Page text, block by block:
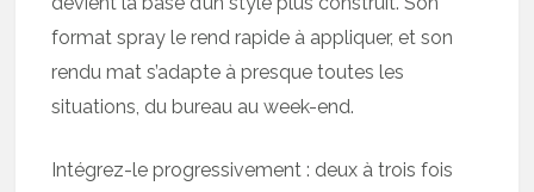
format spray le rend rapide à appliquer, et son
rendu mat s’adapte à presque toutes les
situations, du bureau au week-end.
Intégrez-le progressivement : deux à trois fois